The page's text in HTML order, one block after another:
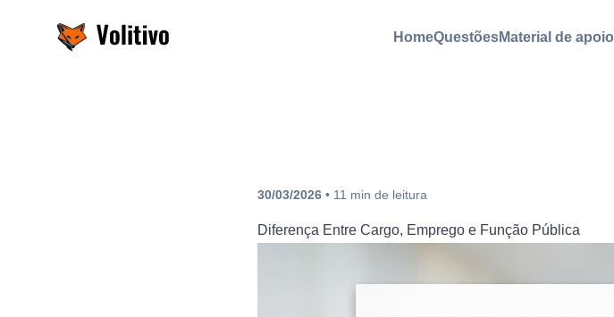
Volitivo HomeQuestõesMaterial de apoio
30/03/2026 • 11 min de leitura
Diferença Entre Cargo, Emprego e Função Pública